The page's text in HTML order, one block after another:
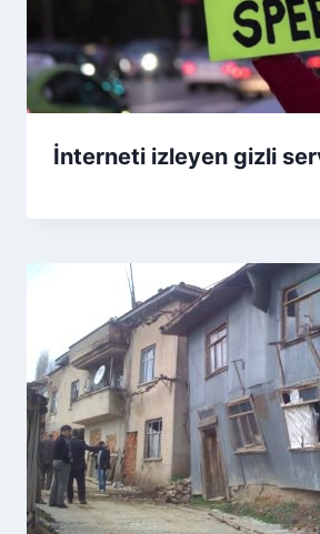
İnterneti izleyen gizli